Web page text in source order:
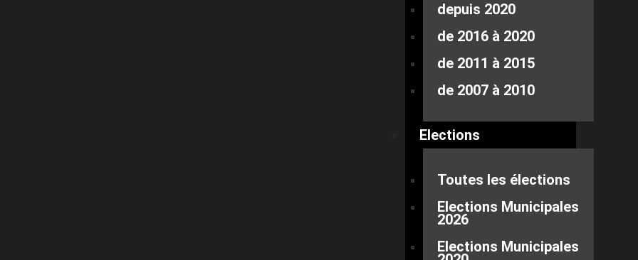
depuis 2020
de 2016 à 2020
de 2011 à 2015
de 2007 à 2010
Elections
Toutes les élections
Elections Municipales
2026
Elections Municipales